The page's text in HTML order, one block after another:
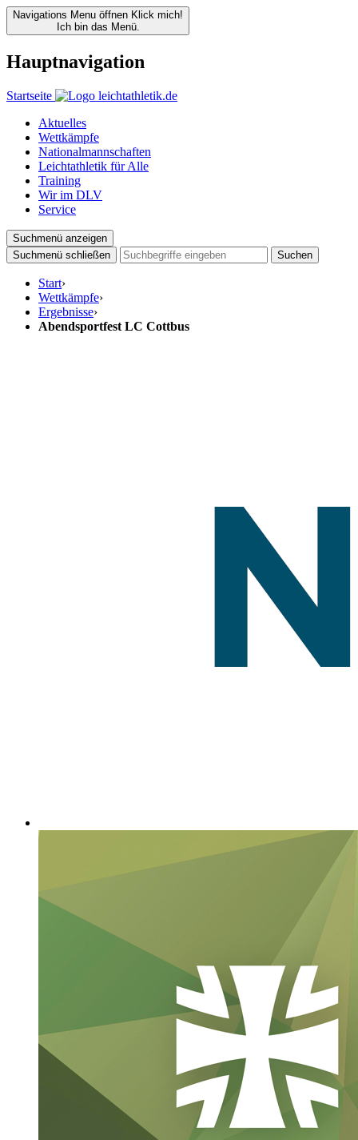
Navigations Menu öffnen Klick mich!
Ich bin das Menü.
Hauptnavigation
Startseite
Aktuelles
Wettkämpfe
Nationalmannschaften
Leichtathletik für Alle
Training
Wir im DLV
Service
Suchmenü anzeigen
Suchmenü schließen
Suchen
Start›
Wettkämpfe›
Ergebnisse›
Abendsportfest LC Cottbus